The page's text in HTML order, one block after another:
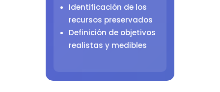
Identificación de los
recursos preservados
Definición de objetivos
realistas y medibles